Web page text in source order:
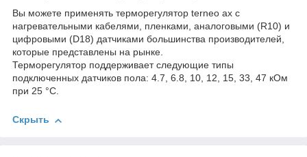
Вы можете применять терморегулятор terneo ax с
нагревательными кабелями, пленками, аналоговыми (R10) и
цифровыми (D18) датчиками большинства производителей,
которые представлены на рынке.
Терморегулятор поддерживает следующие типы
подключенных датчиков пола: 4.7, 6.8, 10, 12, 15, 33, 47 кОм
при 25 °C.
Скрыть